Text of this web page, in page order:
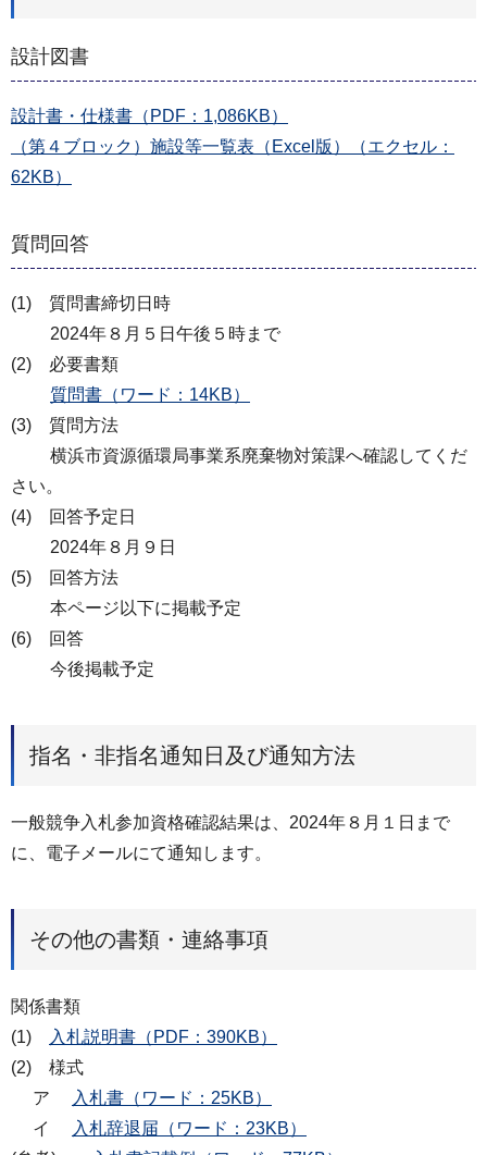
設計図書
設計書・仕様書（PDF：1,086KB）
（第４ブロック）施設等一覧表（Excel版）（エクセル：
62KB）
質問回答
(1) 質問書締切日時
2024年８月５日午後５時まで
(2) 必要書類
質問書（ワード：14KB）
(3) 質問方法
横浜市資源循環局事業系廃棄物対策課へ確認してくだ
さい。
(4) 回答予定日
2024年８月９日
(5) 回答方法
本ページ以下に掲載予定
(6) 回答
今後掲載予定
指名・非指名通知日及び通知方法
一般競争入札参加資格確認結果は、2024年８月１日まで
に、電子メールにて通知します。
その他の書類・連絡事項
関係書類
(1)
入札説明書（PDF：390KB）
(2) 様式
ア
入札書（ワード：25KB）
イ
入札辞退届（ワード：23KB）